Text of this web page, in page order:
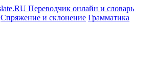
Спряжение и склонение Грамматика